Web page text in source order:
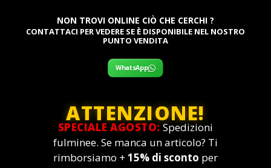
NON TROVI ONLINE CIÒ CHE CERCHI ?
CONTATTACI PER VEDERE SE È DISPONIBILE NEL NOSTRO
PUNTO VENDITA
WhatsApp
ATTENZIONE!
SPECIALE AGOSTO: Spedizioni
fulminee. Se manca un articolo? Ti
rimborsiamo + 15% di sconto per